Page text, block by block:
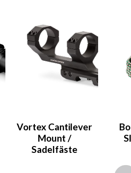
Vortex Cantilever
Mount /
Sadelfäste